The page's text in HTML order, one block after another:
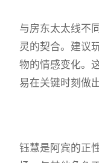
与房东太太线不
灵的契合。建议
物的情感变化。
易在关键时刻做
钰慧是阿宾的正